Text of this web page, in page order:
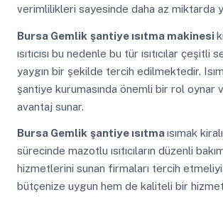
verimlilikleri sayesinde daha az miktarda
Bursa Gemlik şantiye ısıtma makinesi
ısıtıcısı bu nedenle bu tür ısıtıcılar çeşitli
yaygın bir şekilde tercih edilmektedir.
şantiye kurumasında önemli bir rol oynar
avantaj sunar.
Bursa Gemlik şantiye ısıtmaısımak
sürecinde mazotlu ısıtıcıların düzenli
hizmetlerini sunan firmaları tercih
bütçenize uygun hem de kaliteli bir